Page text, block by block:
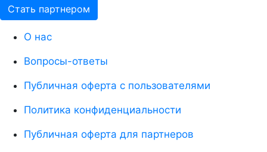
Стать партнером
О нас
Вопросы-ответы
Публичная оферта с пользователями
Политика конфиденциальности
Публичная оферта для партнеров